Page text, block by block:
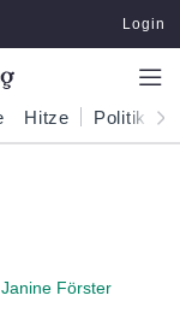
Login
Hitze Politik
Förster